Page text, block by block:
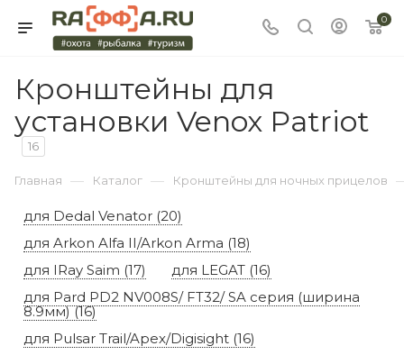
0
Кронштейны для
установки Venox Patriot
16
Главная — Каталог — Кронштейны для ночных прицелов
для Dedal Venator (20)
для Arkon Alfa II/Arkon Arma (18)
для IRay Saim (17)
для LEGAT (16)
для Pard PD2 NV008S/ FT32/ SA серия (ширина
8.9мм) (16)
для Pulsar Trail/Apex/Digisight (16)